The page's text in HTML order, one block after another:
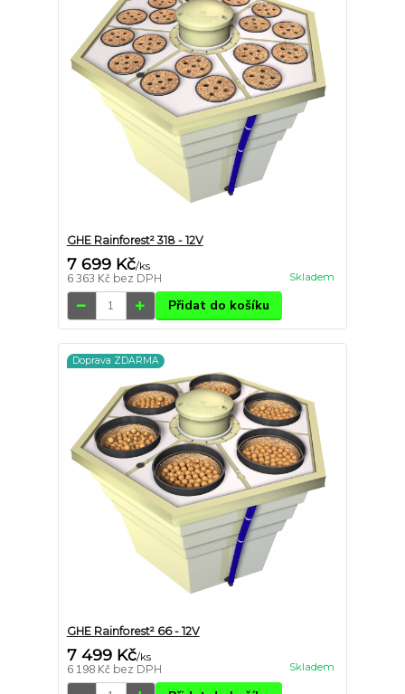
GHE Rainforest² 318 - 12V
7 699 Kč/ks
6 363 Kč bez DPH Skladem
Přidat do košíku
Doprava ZDARMA
GHE Rainforest² 66 - 12V
7 499 Kč/ks
6 198 Kč bez DPH Skladem